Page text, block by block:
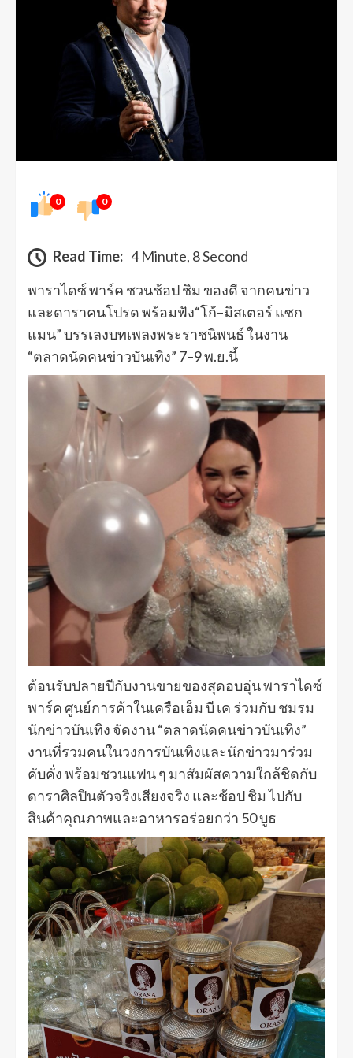
0 0
Read Time: 4 Minute, 8 Second
พาราไดซ์ พาร์ค ชวนช้อป ชิม ของดี จากคนข่าว
และดาราคนโปรด พร้อมฟัง“โก้–มิสเตอร์ แซก
แมน” บรรเลงบทเพลงพระราชนิพนธ์ ในงาน
“ตลาดนัดคนข่าวบันเทิง” 7–9 พ.ย.นี้
ต้อนรับปลายปีกับงานขายของสุดอบอุ่น พาราไดซ์
พาร์ค ศูนย์การค้าในเครือเอ็ม บี เค ร่วมกับ ชมรม
นักข่าวบันเทิง จัดงาน “ตลาดนัดคนข่าวบันเทิง”
งานที่รวมคนในวงการบันเทิงและนักข่าวมาร่วม
คับคั่ง พร้อมชวนแฟน ๆ มาสัมผัสความใกล้ชิดกับ
ดาราศิลปินตัวจริงเสียงจริง และช้อป ชิม ไปกับ
สินค้าคุณภาพและอาหารอร่อยกว่า 50 บูธ